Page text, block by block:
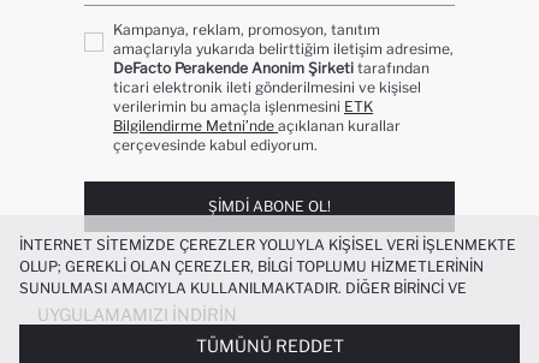
Kampanya, reklam, promosyon, tanıtım
amaçlarıyla yukarıda belirttiğim iletişim adresime,
DeFacto Perakende Anonim Şirketi tarafından
ticari elektronik ileti gönderilmesini ve kişisel
verilerimin bu amaçla işlenmesini ETK
Bilgilendirme Metni’nde açıklanan kurallar
çerçevesinde kabul ediyorum.
ŞIMDI ABONE OL!
UYGULAMAMIZI İNDIRIN
İNTERNET SITEMIZDE ÇEREZLER YOLUYLA KIŞISEL VERI IŞLENMEKTE
OLUP; GEREKLI OLAN ÇEREZLER, BILGI TOPLUMU HIZMETLERININ
SUNULMASI AMACIYLA KULLANILMAKTADIR. DIĞER BIRINCI VE
ÜÇÜNCÜ TARAF ÇEREZLER ISE SIZE DAHA IYI BIR ALIŞVERIŞ
DENEYIMI SUNULABILMESI, SITEMIZIN DAHA IŞLEVSEL KILINMASI VE
KIŞISELLEŞTIRMESI VE AÇIK RIZA VERMENIZ HALINDE, SIZLERE
TÜMÜNÜ REDDET